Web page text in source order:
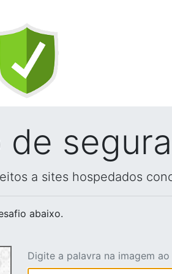
a sites hospedados
abaixo.
Digite a palavra na imagem